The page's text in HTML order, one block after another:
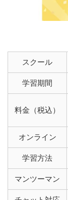
スクール
学習期間
料金（税込）
オンライン
学習方法
マンツーマン